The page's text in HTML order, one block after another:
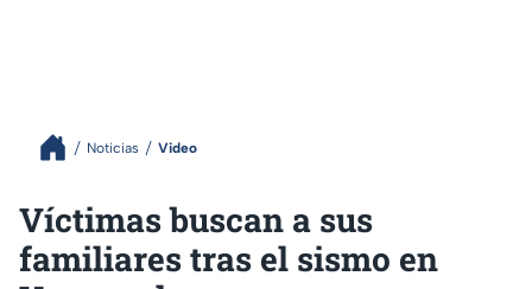
Noticias Video
Víctimas buscan a sus
familiares tras el sismo en